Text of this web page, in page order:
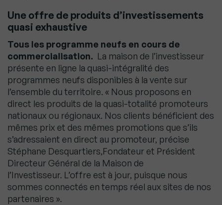
Une offre de produits d’investissements
quasi exhaustive
Tous les programme neufs en cours de
commercialisation. La maison de l’investisseur
présente en ligne la quasi-intégralité des
programmes neufs disponibles à la vente sur
l’ensemble du territoire. « Nous proposons en
direct les produits de la quasi-totalité promoteurs
nationaux ou régionaux. Nos clients bénéficient des
mêmes prix et des mêmes promotions que s’ils
s’adressaient en direct au promoteur, précise
Stéphane Desquartiers,Fondateur et Président
Directeur Général de la Maison de
l’Investisseur. L’offre est à jour, puisque nous
sommes connectés en temps réel aux sites de nos
partenaires ».